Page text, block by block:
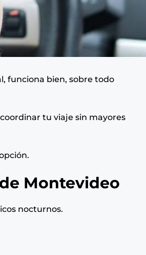
funciona bien, sobre todo
tu viaje sin mayores
Montevideo
nocturnos.